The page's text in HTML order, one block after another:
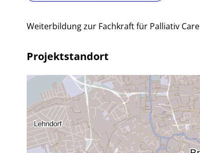
Weiterbildung zur Fachkraft für Palliativ Care
Projektstandort